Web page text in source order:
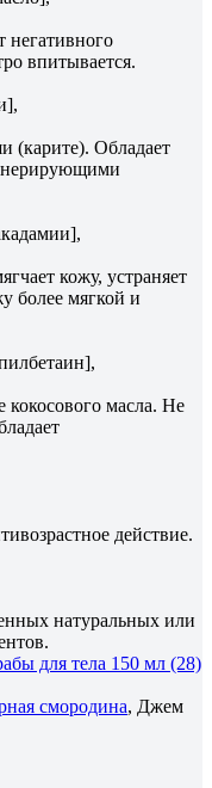
негативного
впитывается.
(карите). Обладает
кожу, устраняет
более мягкой и
масла. Не
действие.
натуральных или
для тела 150 мл (28)
смородина, Джем